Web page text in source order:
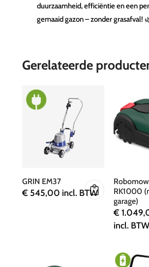
duurzaamheid, efficiëntie en een
gemaaid gazon – zonder grasafval!
Gerelateerde
GRIN EM37
€ 545,00 incl. BTW
Robomow
RK1000
garage)
€
incl. BTW